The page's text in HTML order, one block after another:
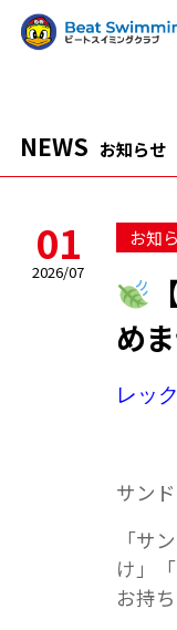
NEWS お知らせ
01
2026/07
お知
め
レッ
サン
「サ
け」
お持